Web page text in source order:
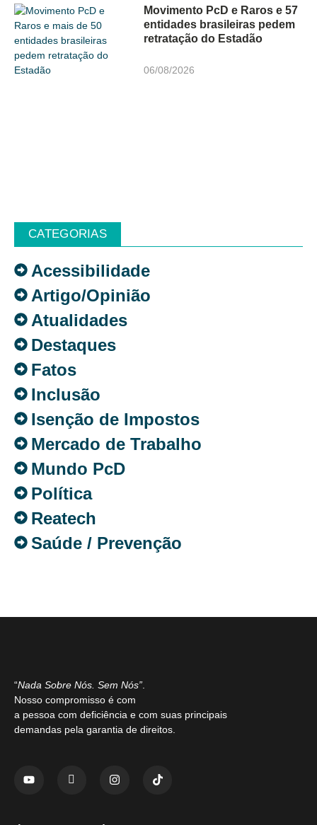
Movimento PcD e Raros e 57
entidades brasileiras pedem
retratação do Estadão
06/08/2026
CATEGORIAS
Acessibilidade
Artigo/Opinião
Atualidades
Destaques
Fatos
Inclusão
Isenção de Impostos
Mercado de Trabalho
Mundo PcD
Política
Reatech
Saúde / Prevenção
“Nada Sobre Nós. Sem Nós”
Nosso compromisso é com
a pessoa com deficiência e com suas principais
demandas pela garantia de direitos.